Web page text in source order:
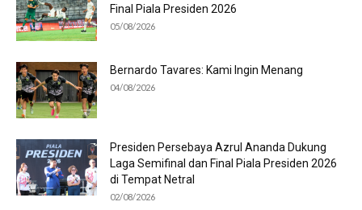
Final Piala Presiden 2026
05/08/2026
Bernardo Tavares: Kami Ingin Menang
04/08/2026
Presiden Persebaya Azrul Ananda Dukung
Laga Semifinal dan Final Piala Presiden 2026
di Tempat Netral
02/08/2026